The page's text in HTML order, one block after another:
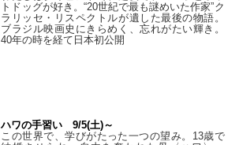
トドッグが好き。“20世紀で最も謎めいた作家”ク
ラリッセ・リスペクトルが遺した最後の物語。
ブラジル映画史にきらめく、忘れがたい輝き。
40年の時を経て⽇本初公開
ハワの手習い 9/5(土)～
この世界で、学びがたった一つの望み。13歳で